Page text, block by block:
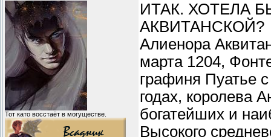
Тот като восстаёт в могуществе.
ИТАК. ХОТЕЛА
АКВИТАНСКОЙ?
Алиенора
марта 1204,
графиня Пуатье
годах, королева
богатейших и
Высокого